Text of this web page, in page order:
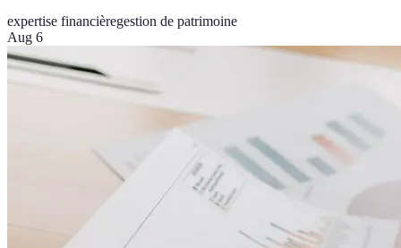
expertise financièregestion de patrimoine
Aug 6